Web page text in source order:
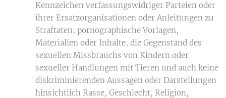
Kennzeichen verfassungswidriger Parteien oder
ihrer Ersatzorganisationen oder Anleitungen zu
Straftaten; pornographische Vorlagen,
Materialien oder Inhalte, die Gegenstand des
sexuellen Missbrauchs von Kindern oder
sexueller Handlungen mit Tieren und auch keine
diskriminierenden Aussagen oder Darstellungen
hinsichtlich Rasse, Geschlecht, Religion,